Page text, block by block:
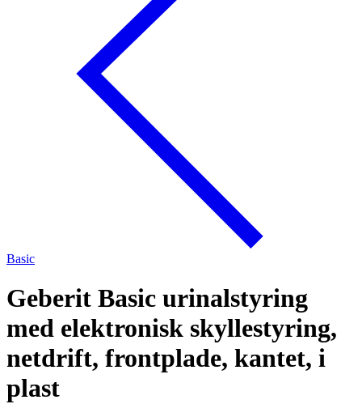
Basic
Geberit Basic urinalstyring
med elektronisk skyllestyring,
netdrift, frontplade, kantet, i
plast